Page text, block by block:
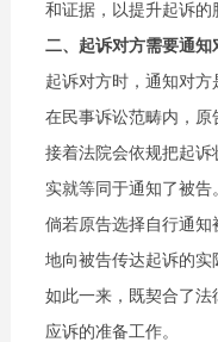
和证据，以提升起诉的
二、起诉对方需要通知
起诉对方时，通知对方
在民事诉讼范畴内，原
接着法院会依规把起
实就等同于通知了被告
倘若原告选择自行通
地向被告传达起诉的实
如此一来，既契合了
应诉的准备工作。